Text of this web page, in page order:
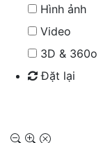
Hình ảnh
Video
3D & 360o
Đặt lại